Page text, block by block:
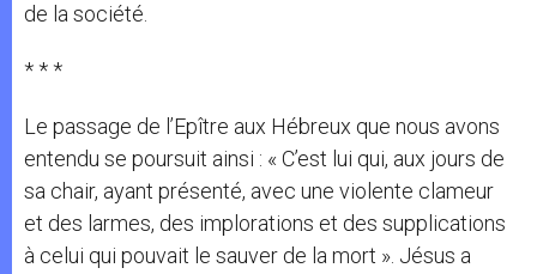
de la société.
* * *
Le passage de l’Epître aux Hébreux que nous avons
entendu se poursuit ainsi : « C’est lui qui, aux jours de
sa chair, ayant présenté, avec une violente clameur
et des larmes, des implorations et des supplications
à celui qui pouvait le sauver de la mort ». Jésus a